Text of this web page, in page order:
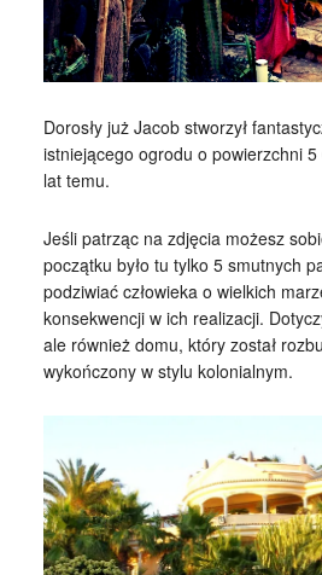
Dorosły już Jacob stworzył
istniejącego ogrodu o powierzchni 5
lat temu.
Jeśli patrząc na zdjęcia możesz
początku było tu tylko 5 smutnych
podziwiać człowieka o wielkich
konsekwencji w ich realizacji.
ale również domu, który został
wykończony w stylu kolonialnym.